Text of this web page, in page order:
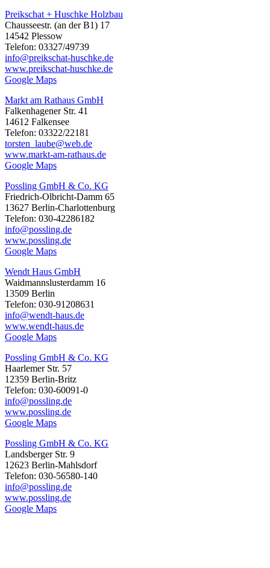
Preikschat + Huschke Holzbau
Chausseestr. (an der B1) 17
14542 Plessow
Telefon: 03327/49739
info@preikschat-huschke.de
www.preikschat-huschke.de
Google Maps
Markt am Rathaus GmbH
Falkenhagener Str. 41
14612 Falkensee
Telefon: 03322/22181
torsten_laube@web.de
www.markt-am-rathaus.de
Google Maps
Possling GmbH & Co. KG
Friedrich-Olbricht-Damm 65
13627 Berlin-Charlottenburg
Telefon: 030-42286182
info@possling.de
www.possling.de
Google Maps
Wendt Haus GmbH
Waidmannslusterdamm 16
13509 Berlin
Telefon: 030-91208631
info@wendt-haus.de
www.wendt-haus.de
Google Maps
Possling GmbH & Co. KG
Haarlemer Str. 57
12359 Berlin-Britz
Telefon: 030-60091-0
info@possling.de
www.possling.de
Google Maps
Possling GmbH & Co. KG
Landsberger Str. 9
12623 Berlin-Mahlsdorf
Telefon: 030-56580-140
info@possling.de
www.possling.de
Google Maps